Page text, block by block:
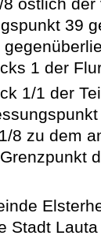
östlich
39
1 der
1/1 der
8 zu dem
Stadt